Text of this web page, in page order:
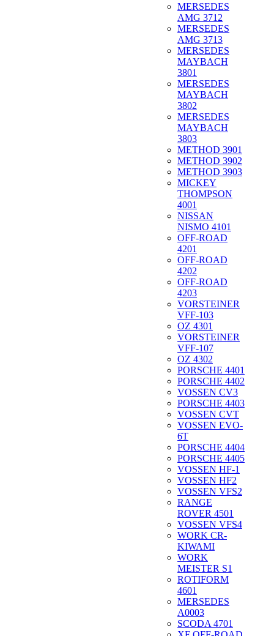
MERSEDES
AMG 3712
MERSEDES
AMG 3713
MERSEDES
MAYBACH
3801
MERSEDES
MAYBACH
3802
MERSEDES
MAYBACH
3803
METHOD 3901
METHOD 3902
METHOD 3903
MICKEY
THOMPSON
4001
NISSAN
NISMO 4101
OFF-ROAD
4201
OFF-ROAD
4202
OFF-ROAD
4203
VORSTEINER
VFF-103
OZ 4301
VORSTEINER
VFF-107
OZ 4302
PORSCHE 4401
PORSCHE 4402
VOSSEN CV3
PORSCHE 4403
VOSSEN CVT
VOSSEN EVO-
6T
PORSCHE 4404
PORSCHE 4405
VOSSEN HF-1
VOSSEN HF2
VOSSEN VFS2
RANGE
ROVER 4501
VOSSEN VFS4
WORK CR-
KIWAMI
WORK
MEISTER S1
ROTIFORM
4601
MERSEDES
A0003
SCODA 4701